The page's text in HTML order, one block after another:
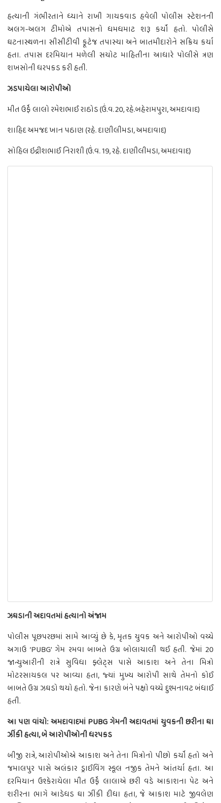
હત્યાની ગંભીરતાને ધ્યાને રાખી ગાયકવાડ હવેલી પોલીસ સ્ટેશનની
અલગ-અલગ ટીમોએ તપાસનો ધમધમાટ શરૂ કર્યો હતો. પોલીસે
ઘટનાસ્થળના સીસીટીવી ફૂટેજ તપાસ્યા અને બાતમીદારોને સક્રિય કર્યા
હતા. તપાસ દરમિયાન મળેલી સચોટ માહિતીના આધારે પોલીસે ત્રણ
શખસોની ધરપકડ કરી હતી.
ઝડપાયેલા આરોપીઓ
મીત ઉર્ફે લાલો રમેશભાઈ રાઠોડ (ઉં.વ.20, રહે.બહેરામપુરા, અમદાવાદ)
શાહિદ અમજદ ખાન પઠાણ (રહે. દાણીલીમડા, અમદાવાદ)
સોહિલ ઇદ્રીશભાઈ નિરાશી (ઉં.વ. 19, રહે. દાણીલીમડા, અમદાવાદ)
ઝઘડાની અદાવતમાં હત્યાનો અંજામ
પોલીસ પૂછપરછમાં સામે આવ્યું છે કે, મૃતક યુવક અને આરોપીઓ વચ્ચે
અગાઉ ‘PUBG’ ગેમ રમવા બાબતે ઉગ્ર બોલાચાલી થઈ હતી. જેમાં 20
જાન્યુઆરીની રાત્રે સુવિધા ફ્લેટ્સ પાસે આકાશ અને તેના મિત્રો
મોટરસાયકલ પર આવ્યા હતા, જ્યાં મુખ્ય આરોપી સાથે તેમનો કોઈ
બાબતે ઉગ્ર ઝઘડો થયો હતો. જેના કારણે બંને પક્ષો વચ્ચે દુશ્મનાવટ બંધાઈ
હતી.
આ પણ વાંચો: અમદાવાદમાં PUBG ગેમની અદાવતમાં યુવકની છરીના ઘા
ઝીંકી હત્યા, બે આરોપીઓની ધરપકડ
બીજી રાત્રે, આરોપીઓએ આકાશ અને તેના મિત્રોનો પીછો કર્યો હતો અને
જમાલપુર પાસે અલંકાર ડ્રાઈવિંગ સ્કૂલ નજીક તેમને આંતર્યા હતા. આ
દરમિયાન ઉશ્કેરાયેલા મીત ઉર્ફે લાલાએ છરી વડે આકાશના પેટ અને
શરીરના ભાગે આડેધડ ઘા ઝીંકી દીધા હતા, જે આકાશ માટે જીવલેણ